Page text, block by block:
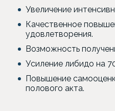
Увеличение
Качественное
удовлетворения.
Возможность
Усиление либидо на
Повышение
полового акта.